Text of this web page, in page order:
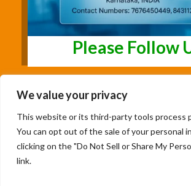
We value your privacy
This website or its third-party tools process
You can opt out of the sale of your personal
clicking on the "Do Not Sell or Share My
link.
Please Follow